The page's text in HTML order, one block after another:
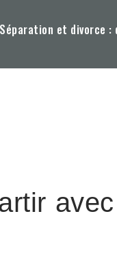
Séparation et divorce